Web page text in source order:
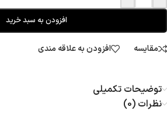
افزودن به سبد خرید
مقایسه افزودن به علاقه مندی
توضیحات تکمیلی
نظرات (0)